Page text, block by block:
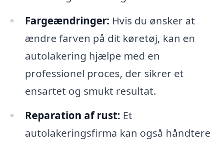
Fargeændringer: Hvis du ønsker at
ændre farven på dit køretøj, kan en
autolakering hjælpe med en
professionel proces, der sikrer et
ensartet og smukt resultat.
Reparation af rust: Et
autolakeringsfirma kan også håndtere